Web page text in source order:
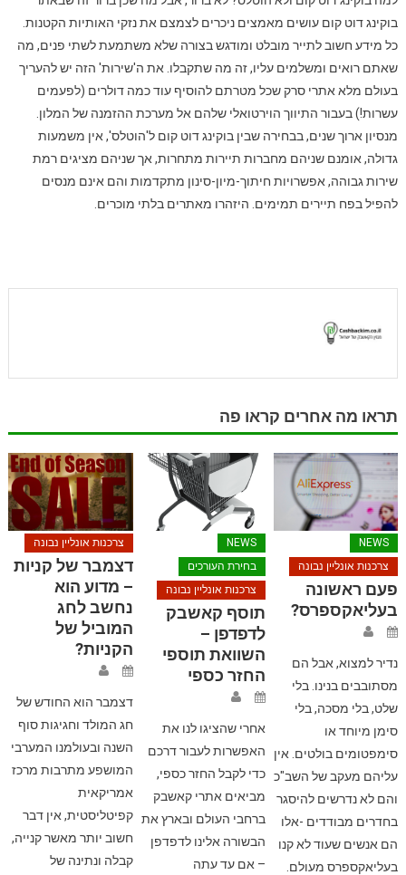
בוקינג דוט קום עושים מאמצים ניכרים לצמצם את נזקי האותיות הקטנות.
כל מידע חשוב לתייר מובלט ומודגש בצורה שלא משתמעת לשתי פנים, מה
שאתם רואים ומשלמים עליו, זה מה שתקבלו. את ה'שירות' הזה יש להעריך
בעולם מלא אתרי סרק שכל מטרתם להוסיף עוד כמה דולרים (לפעמים
עשרות!) בעבור התיווך הוירטואלי שלהם אל מערכת ההזמנה של המלון.
מנסיון ארוך שנים, בבחירה שבין בוקינג דוט קום ל'הוטלס', אין משמעות
גדולה, אומנם שניהם מחברות תיירות מתחרות, אך שניהם מציגים רמת
שירות גבוהה, אפשרויות חיתוך-מיון-סינון מתקדמות והם אינם מנסים
להפיל בפח תיירים תמימים. היזהרו מאתרים בלתי מוכרים.
תראו מה אחרים קראו פה
צרכנות אונליין נבונה
דצמבר של קניות
– מדוע הוא
נחשב לחג
המוביל של
הקניות?
דצמבר הוא החודש של
חג המולד וחגיגות סוף
השנה ובעולמנו המערבי
המושפע מתרבות מרכז
אמריקאית
קפיטליסטית, אין דבר
חשוב יותר מאשר קנייה,
קבלה ונתינה של
NEWS
בחירת העורכים
צרכנות אונליין נבונה
תוסף קאשבק
לדפדפן –
השוואת תוספי
החזר כספי
אחרי שהציגו לנו את
האפשרות לעבור דרכם
כדי לקבל החזר כספי,
מביאים אתרי קאשבק
ברחבי העולם ובארץ את
הבשורה אלינו לדפדפן
– אם עד עתה
NEWS
צרכנות אונליין נבונה
פעם ראשונה
בעליאקספרס?
נדיר למצוא, אבל הם
מסתובבים בנינו. בלי
שלט, בלי מסכה, בלי
סימן מיוחד או
סימפטומים בולטים. אין
עליהם מעקב של השב"כ
והם לא נדרשים להיסגר
בחדרים מבודדים -אלו
הם אנשים שעוד לא קנו
בעליאקספרס מעולם.